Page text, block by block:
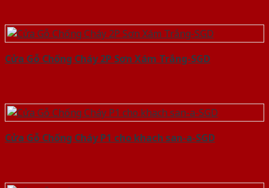
Cửa Gỗ Chống Cháy 2P Sơn Xám Trắng-SGD
Cửa Gỗ Chống Cháy P1 cho khach san-a-SGD